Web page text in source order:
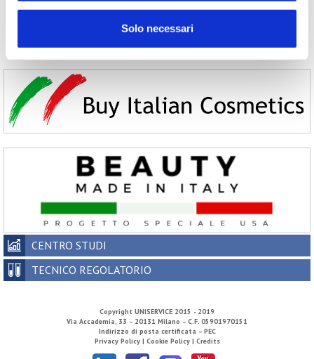
Solo necessari
2014
2013 2012
2011
2004
2002
CENTRO STUDI
TECNICO REGOLATORIO
Copyright UNISERVICE 2015 - 2019
Via Accademia, 33 – 20131 Milano – C.F. 05901970151
Indirizzo di posta certificata – PEC
Privacy Policy | Cookie Policy | Credits